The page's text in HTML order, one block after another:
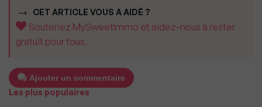
CET ARTICLE VOUS A AIDÉ ?
Soutenez MySweetImmo et aidez-nous à rester
gratuit pour tous.
Ajouter un commentaire
Les plus populaires